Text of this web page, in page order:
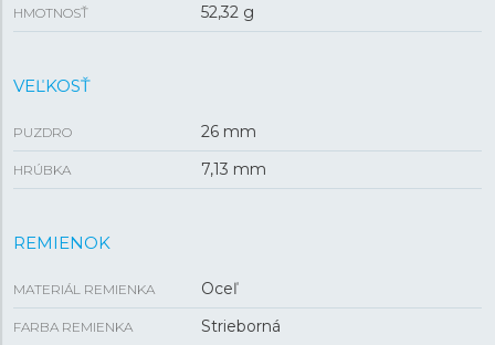
HMOTNOSŤ 52,32 g
VEĽKOSŤ
PUZDRO 26 mm
HRÚBKA 7,13 mm
REMIENOK
MATERIÁL REMIENKA Oceľ
FARBA REMIENKA Strieborná